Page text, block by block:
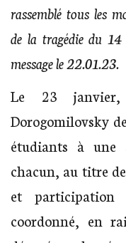
rassemblé tous les
de la tragédie du
message le 22.01.23.
Le 23
Dorogomilovsky
étudiants à une
chacun, au titre
et participation
coordonné, en